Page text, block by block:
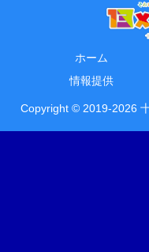
ホーム
情報提供
Copyright © 2019-2026